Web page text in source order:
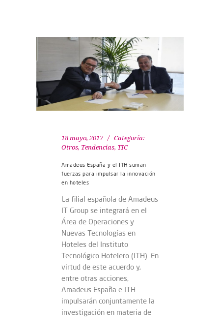
18 mayo, 2017
Categoría:
Otros, Tendencias, TIC
Amadeus España y el ITH suman
fuerzas para impulsar la innovación
en hoteles
La filial española de Amadeus
IT Group se integrará en el
Área de Operaciones y
Nuevas Tecnologías en
Hoteles del Instituto
Tecnológico Hotelero (ITH). En
virtud de este acuerdo y,
entre otras acciones,
Amadeus España e ITH
impulsarán conjuntamente la
investigación en materia de